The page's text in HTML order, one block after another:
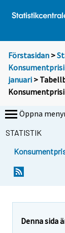
Förstasidan >
januari >
Öppna
STATISTIK
Denna sida